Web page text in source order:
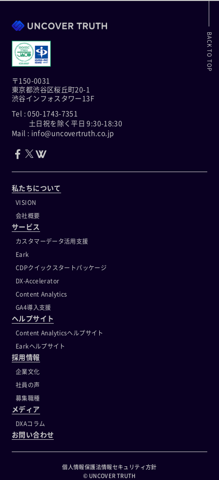
〒150-0031
東京都渋谷区桜丘町20-1
渋谷インフォスタワー13F
Tel : 050-1743-7351
土日祝を除く平日 9:30-18:30
Mail : info@uncovertruth.co.jp
私たちについて
VISION
会社概要
サービス
カスタマーデータ活用支援
Eark
CDPクイックスタートパッケージ
DX-Accelerator
Content Analytics
GA4導入支援
ヘルプサイト
Content Analyticsヘルプサイト
Earkヘルプサイト
採用情報
企業文化
社員の声
募集職種
メディア
DXAコラム
お問い合わせ
BACK TO TOP
個人情報保護法情報セキュリティ方針
© UNCOVER TRUTH